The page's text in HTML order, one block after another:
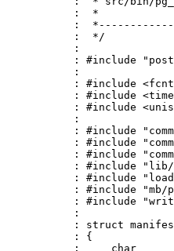
:  *
:
:  */
:
: #include
:
: #include
: #include
: #include
:
: #include
: #include
: #include
: #include
: #include
: #include "mb/
: #include
:
: struct
: {
:     char